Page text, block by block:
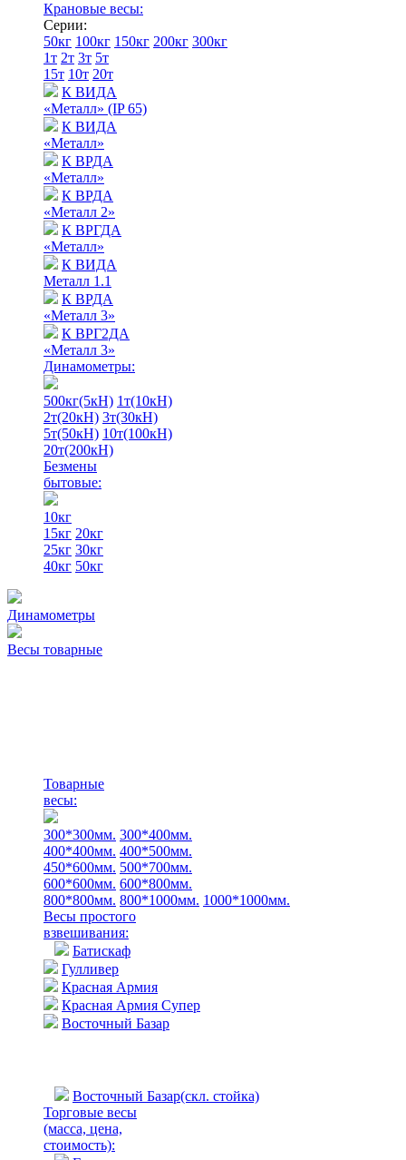
Крановые весы:
Серии:
50кг 100кг 150кг 200кг 300кг
1т 2т 3т 5т
15т 10т 20т
К ВИДА
«Металл» (IP 65)
К ВИДА
«Металл»
К ВРДА
«Металл»
К ВРДА
«Металл 2»
К ВРГДА
«Металл»
К ВИДА
Металл 1.1
К ВРДА
«Металл 3»
К ВРГ2ДА
«Металл 3»
Динамометры:
500кг(5кН) 1т(10кН)
2т(20кН) 3т(30кН)
5т(50кН) 10т(100кН)
20т(200кН)
Безмены
бытовые:
10кг
15кг 20кг
25кг 30кг
40кг 50кг
Динамометры
Весы товарные
Товарные
весы:
300*300мм. 300*400мм.
400*400мм. 400*500мм.
450*600мм. 500*700мм.
600*600мм. 600*800мм.
800*800мм. 800*1000мм. 1000*1000мм.
Весы простого
взвешивания:
Батискаф
Гулливер
Красная Армия
Красная Армия Супер
Восточный Базар
Восточный Базар(скл. стойка)
Торговые весы
(масса, цена,
стоимость):